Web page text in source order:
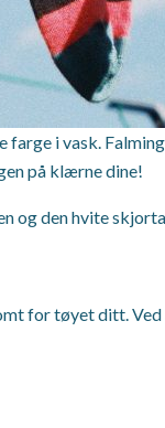
i vask.
på klærne dine!
og den hvite
for tøyet ditt.